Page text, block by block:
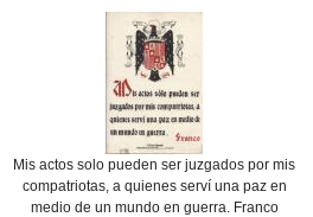
Mis actos solo pueden ser juzgados por mis
compatriotas, a quienes serví una paz en
medio de un mundo en guerra. Franco